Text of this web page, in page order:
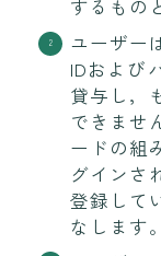
するもの
ユーザー
IDおよび
貸与し，
できませ
ードの組
グインさ
登録して
なします。